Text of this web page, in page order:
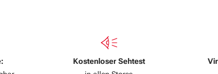
Kostenloser Sehtest